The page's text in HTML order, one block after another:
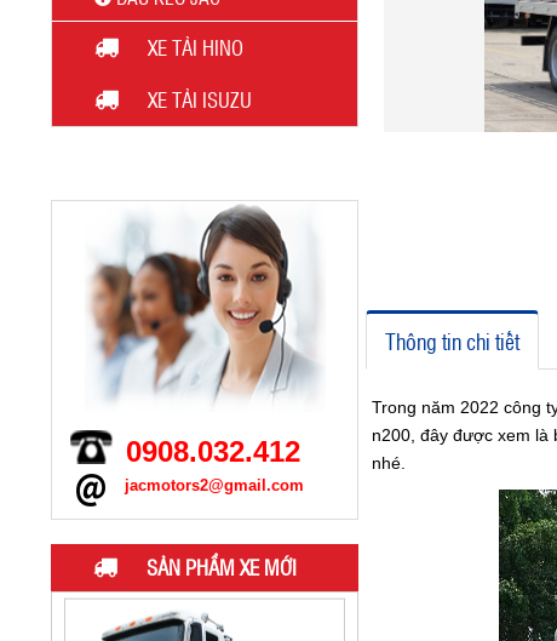
Thông tin chi tiết
Trong năm 2022 công
n200, đây được xem là
nhé.
XE TẢI HINO
XE TẢI ISUZU
0908.032.412
jacmotors2@gmail.com
SẢN PHẨM XE MỚI
Đầu Kéo JAC K5
ĐẦU KÉO JAC 2 CẦU 340HP